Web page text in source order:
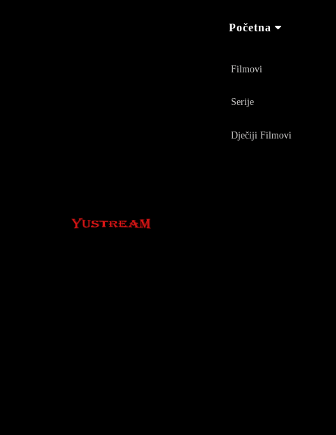
Početna
Filmovi
Serije
Dječiji Filmovi